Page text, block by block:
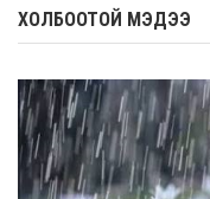
ХОЛБООТОЙ МЭДЭЭ